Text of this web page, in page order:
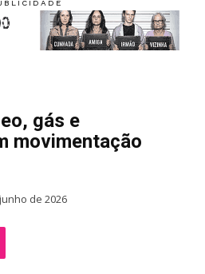
gás e
movimentação
de 2026